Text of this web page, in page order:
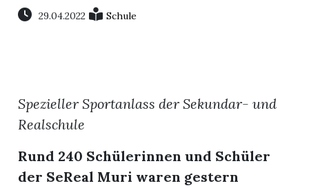
Veranstaltungen
Paper
App
29.04.2022 Schule
Spezieller Sportanlass der Sekundar- und
Realschule
Rund 240 Schülerinnen und Schüler
der SeReal Muri waren gestern